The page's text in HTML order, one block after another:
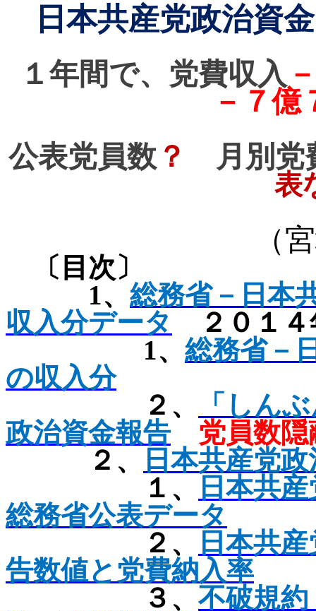
日本共産党政治資
１年間で、党費収入
－７億
公表党員数 ？ 月別党
表
（
〔目次〕
1、 総務省－日本
収入分データ
２０１４
1、 総務省－
の収入分
２、
「しん
政治資金報告
党員数隠
２、
日本共産党
１、
日本共
総務省公表データ
２、
日本共
告数値と党費納入率
３、 不破規